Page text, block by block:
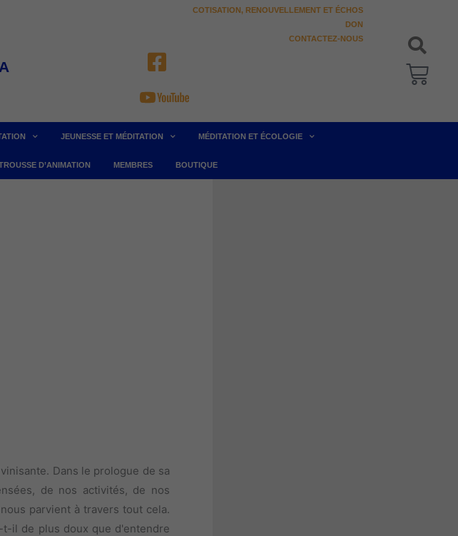
COTISATION, RENOUVELLEMENT ET ÉCHOS
DON
CONTACTEZ-NOUS
JEUNESSE ET MÉDITATION MÉDITATION ET ÉCOLOGIE
D’ANIMATION MEMBRES BOUTIQUE
Dans le prologue de sa
de nos activités, de nos
parvient à travers tout cela.
il de plus doux que d'entendre